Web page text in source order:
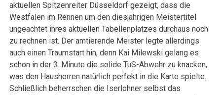
aktuellen Spitzenreiter Düsseldorf gezeigt, dass die
Westfalen im Rennen um den diesjährigen Meistertitel
ungeachtet ihres aktuellen Tabellenplatzes durchaus noch
zu rechnen ist. Der amtierende Meister legte allerdings
auch einen Traumstart hin, denn Kai Milewski gelang es
schon in der 3. Minute die solide TuS-Abwehr zu knacken,
was den Hausherren natürlich perfekt in die Karte spielte.
Schließlich beherrschen die Iserlohner selbst das